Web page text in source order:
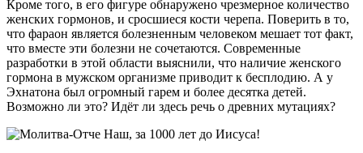
Кроме того, в его фигуре обнаружено чрезмерное количество
женских гормонов, и сросшиеся кости черепа. Поверить в то,
что фараон является болезненным человеком мешает тот факт,
что вместе эти болезни не сочетаются. Современные
разработки в этой области выяснили, что наличие женского
гормона в мужском организме приводит к бесплодию. А у
Эхнатона был огромный гарем и более десятка детей.
Возможно ли это? Идёт ли здесь речь о древних мутациях?